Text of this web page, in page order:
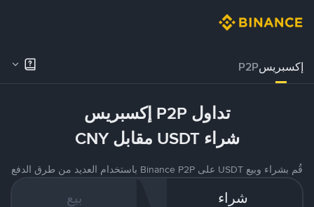
إكسبريسP2P
تداول P2P إكسبريس
شراء USDT مقابل CNY
قُم بشراء وبيع USDT على Binance P2P باستخدام العديد من طرق الدفع
شراء بيع